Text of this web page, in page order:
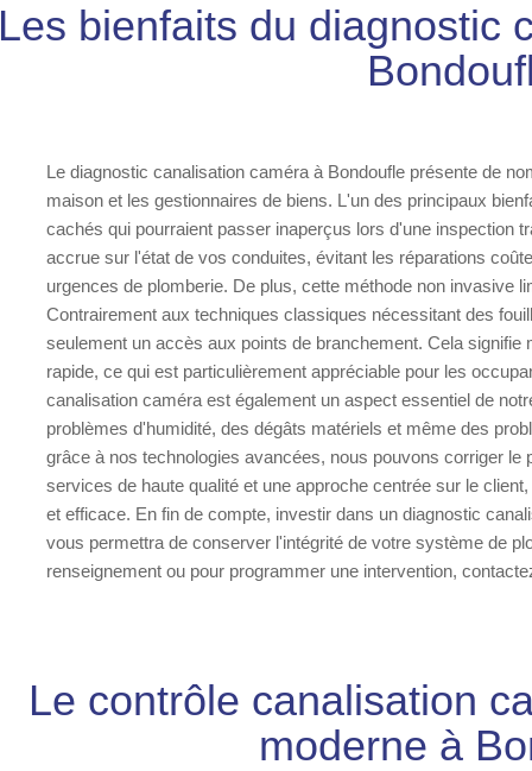
Les bienfaits du diagnostic
Le diagnostic canalisation caméra à Bondoufle présente de
maison et les gestionnaires de biens. L'un des principaux
cachés qui pourraient passer inaperçus lors d'une inspection
accrue sur l'état de vos conduites, évitant les réparations
urgences de plomberie. De plus, cette méthode non invasive
Contrairement aux techniques classiques nécessitant des
seulement un accès aux points de branchement. Cela signifie
rapide, ce qui est particulièrement appréciable pour les
canalisation caméra est également un aspect essentiel de
problèmes d'humidité, des dégâts matériels et même des
grâce à nos technologies avancées, nous pouvons corriger le
services de haute qualité et une approche centrée sur le
et efficace. En fin de compte, investir dans un diagnostic
vous permettra de conserver l'intégrité de votre système de
renseignement ou pour programmer une intervention,
Le contrôle canalisation
moderne à